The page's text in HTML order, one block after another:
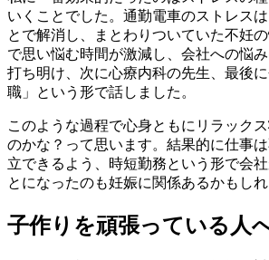
いくことでした。通勤電車のストレス
とで解消し、まとわりついていた不妊
で思い悩む時間が激減し、会社への悩
打ち明け、次に心療内科の先生、最後
職」という形で話しました。
このような過程で心身ともにリラック
のかな？って思います。結果的に仕事
立できるよう、時短勤務という形で会
とになったのも妊娠に関係あるかもしれ
子作りを頑張っている人